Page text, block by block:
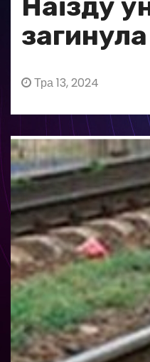
Тра 13, 2024